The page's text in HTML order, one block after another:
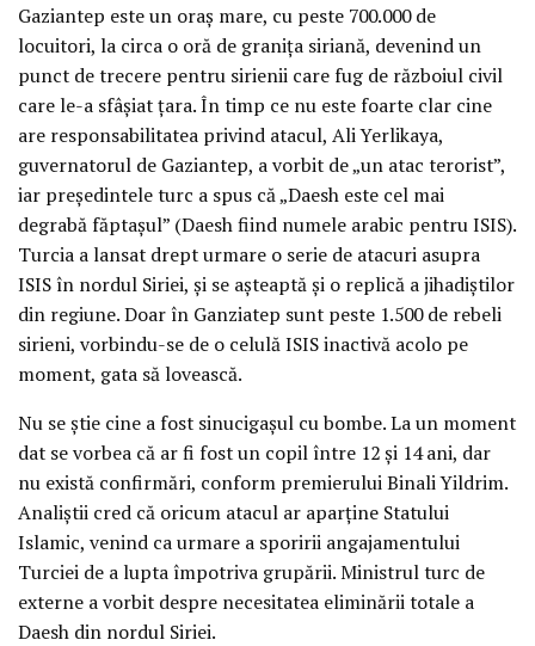
Gaziantep este un oraș mare, cu peste 700.000 de
locuitori, la circa o oră de granița siriană, devenind un
punct de trecere pentru sirienii care fug de războiul civil
care le-a sfâșiat țara. În timp ce nu este foarte clar cine
are responsabilitatea privind atacul, Ali Yerlikaya,
guvernatorul de Gaziantep, a vorbit de „un atac terorist”,
iar președintele turc a spus că „Daesh este cel mai
degrabă făptașul” (Daesh fiind numele arabic pentru ISIS).
Turcia a lansat drept urmare o serie de atacuri asupra
ISIS în nordul Siriei, și se așteaptă și o replică a jihadiștilor
din regiune. Doar în Ganziatep sunt peste 1.500 de rebeli
sirieni, vorbindu-se de o celulă ISIS inactivă acolo pe
moment, gata să lovească.
Nu se știe cine a fost sinucigașul cu bombe. La un moment
dat se vorbea că ar fi fost un copil între 12 și 14 ani, dar
nu există confirmări, conform premierului Binali Yildrim.
Analiștii cred că oricum atacul ar aparține Statului
Islamic, venind ca urmare a sporirii angajamentului
Turciei de a lupta împotriva grupării. Ministrul turc de
externe a vorbit despre necesitatea eliminării totale a
Daesh din nordul Siriei.